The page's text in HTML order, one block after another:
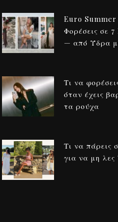
Euro Summer
Φορέσεις σε
— από Ύδρα
Τι να
όταν έχεις
τα ρούχα
Τι να πάρεις
για να μη λες